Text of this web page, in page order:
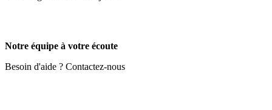
Notre équipe à votre écoute
Besoin d'aide ? Contactez-nous